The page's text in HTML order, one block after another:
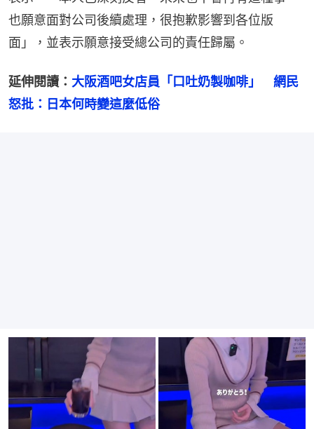
也願意面對公司後續處理，很抱歉影響到各位版
面」，並表示願意接受總公司的責任歸屬。
延伸閱讀： 大阪酒吧女店員「口吐奶製咖啡」　網民
怒批：日本何時變這麼低俗